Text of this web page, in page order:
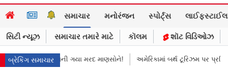
સમાચાર મનોરંજન સ્પોર્ટ્સ લાઈફસ્ટાઈલ
સિટી ન્યૂઝ સમાચાર તમારે માટે કૉલમ શૉટ વિડિઓઝ
બ્રેકિંગ સમાચાર
ગયા મરદ માણસોને! અમેરિકામાં બર્થ ટૂરિઝમ પર પ્રતિબંધ મૂક્યો ડોનલ્ડ